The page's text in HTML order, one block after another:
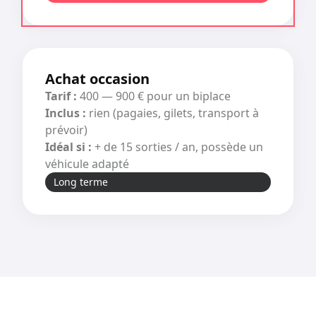
Achat occasion
Tarif : 400 — 900 € pour un biplace
Inclus : rien (pagaies, gilets, transport à
prévoir)
Idéal si : + de 15 sorties / an, possède un
véhicule adapté
Long terme